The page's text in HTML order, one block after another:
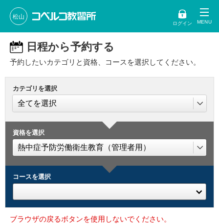
松山
ログイン
日程から予約する
予約したいカテゴリと資格、コースを選択してください。
カテゴリを選択
資格を選択
コースを選択
ブラウザの戻るボタンを使用しないでください。